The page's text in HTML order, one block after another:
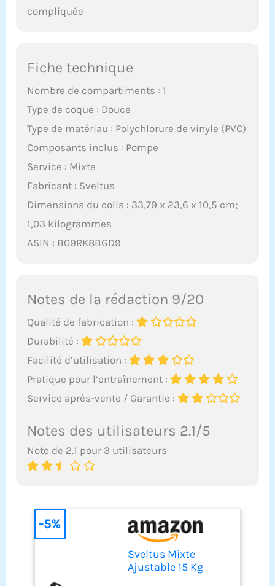
compliquée
Fiche technique
Nombre de compartiments : 1
Type de coque : Douce
Type de matériau : Polychlorure de vinyle (PVC)
Composants inclus : Pompe
Service : Mixte
Fabricant : Sveltus
Dimensions du colis : 33,79 x 23,6 x 10,5 cm;
1,03 kilogrammes
ASIN : B09RK8BGD9
Notes de la rédaction 9/20
Qualité de fabrication :
Durabilité :
Facilité d’utilisation :
Pratique pour l’entraînement :
Service après-vente / Garantie :
Notes des utilisateurs 2.1/5
Note de 2.1 pour 3 utilisateurs
Sveltus Mixte
Ajustable 15 Kg
-5%